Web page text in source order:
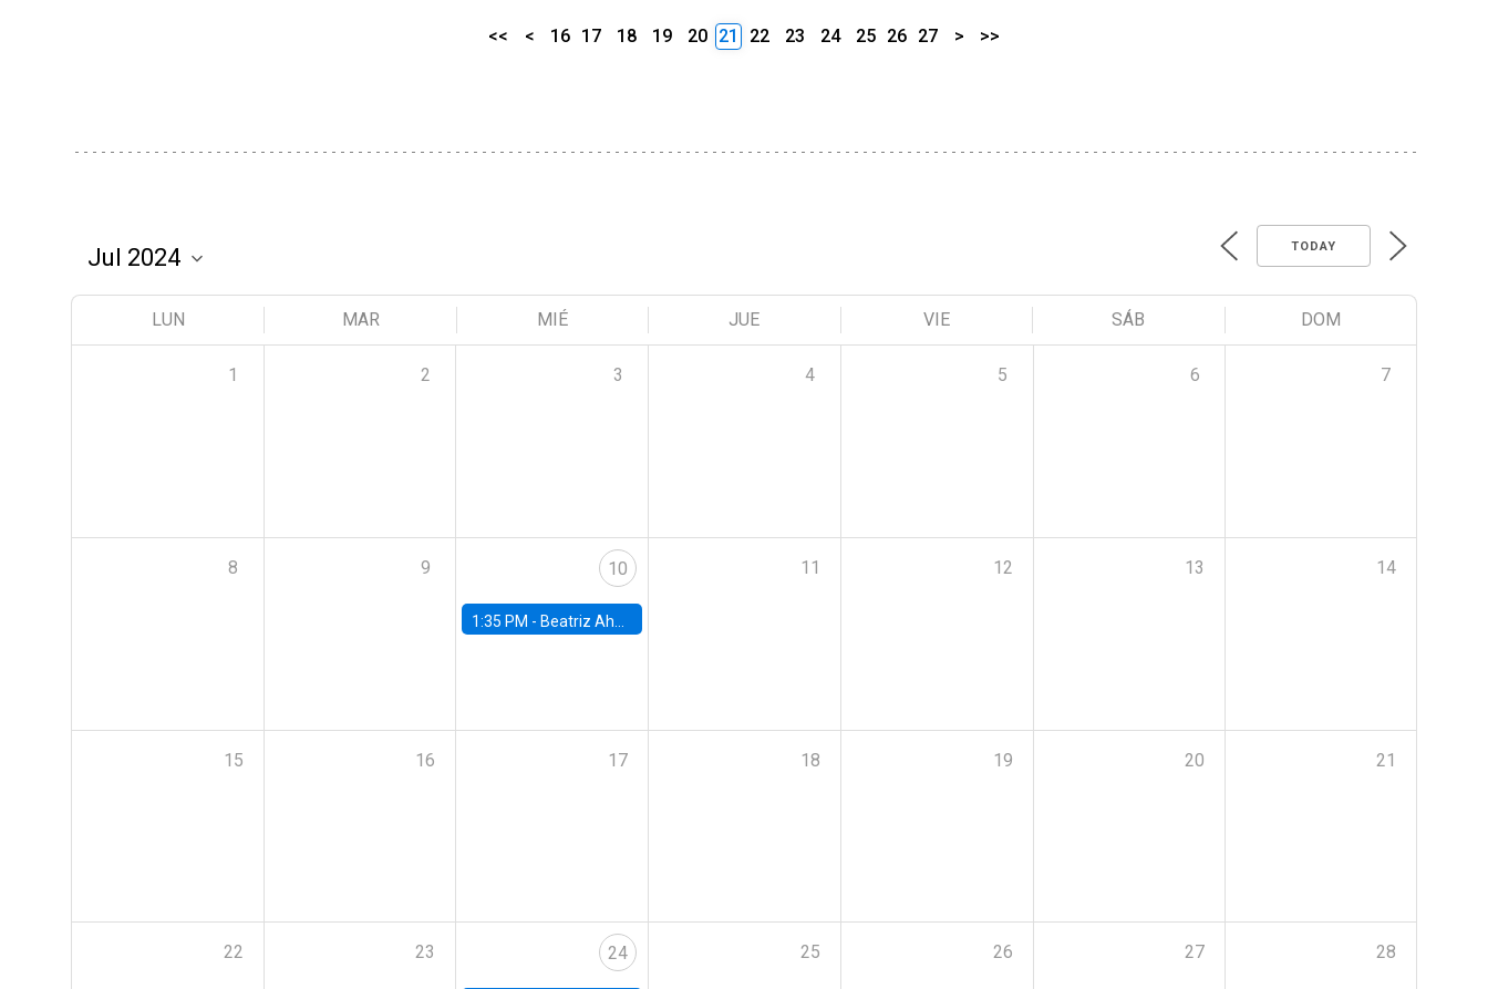
<< < 16 17 18 19 20 21 22 23 24 25 26 27 > >>
TODAY
LUN MAR MIÉ JUE VIE SÁB DOM
1 2 3 4 5 6 7
8 9 10
1:35 PM - Beatriz Ahumada, PhD candidate, Universidad de Pittsburgh
11 12 13 14
15 16 17 18 19 20 21
22 23 24 25 26 27 28